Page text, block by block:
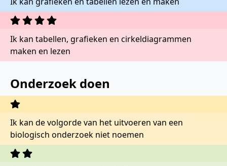
Ik kan tabellen, grafieken en cirkeldiagrammen
maken en lezen
Onderzoek doen
Ik kan de volgorde van het uitvoeren van een
biologisch onderzoek niet noemen